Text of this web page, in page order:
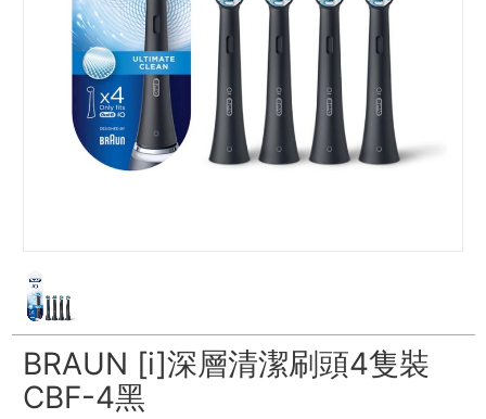
BRAUN [i]深層清潔刷頭4隻裝
CBF-4黑